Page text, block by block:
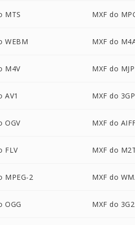
MTS MXF do
WEBM MXF do
M4V MXF do
AV1 MXF do 3GP
OGV MXF do
FLV MXF do
MPEG-2 MXF do
OGG MXF do 3G2